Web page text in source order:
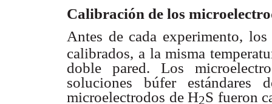
Calibración de los
Antes de cada experimento,
calibrados, a la misma
doble pared. Los
soluciones búfer
microelectrodos de H2S fueron